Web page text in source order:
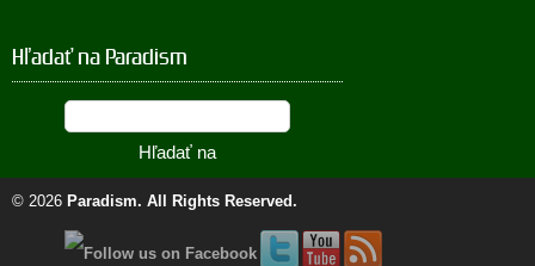
Hľadať na Paradism
© 2026 Paradism. All Rights Reserved.